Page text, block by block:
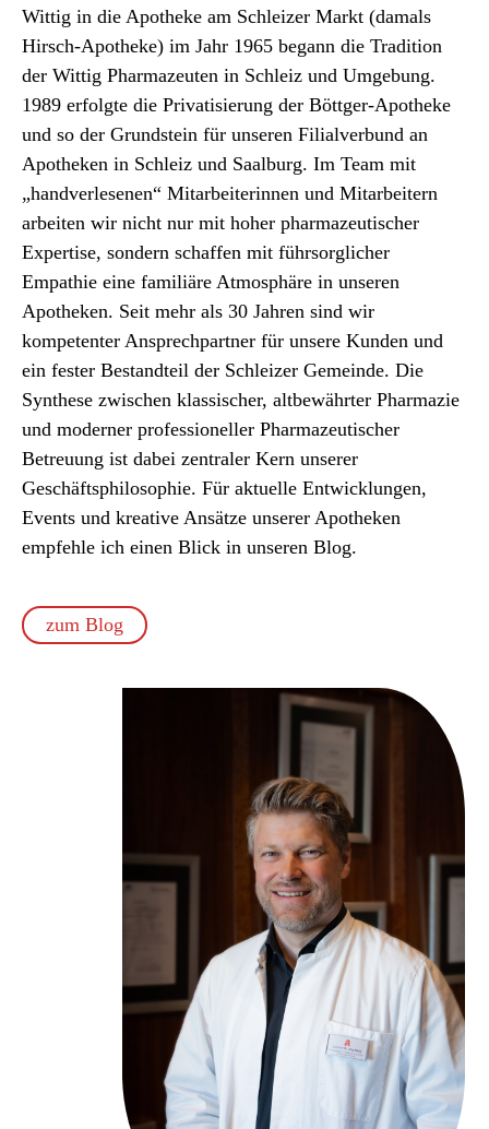
Wittig in die Apotheke am Schleizer Markt (damals
Hirsch-Apotheke) im Jahr 1965 begann die Tradition
der Wittig Pharmazeuten in Schleiz und Umgebung.
1989 erfolgte die Privatisierung der Böttger-Apotheke
und so der Grundstein für unseren Filialverbund an
Apotheken in Schleiz und Saalburg. Im Team mit
„handverlesenen“ Mitarbeiterinnen und Mitarbeitern
arbeiten wir nicht nur mit hoher pharmazeutischer
Expertise, sondern schaffen mit führsorglicher
Empathie eine familiäre Atmosphäre in unseren
Apotheken. Seit mehr als 30 Jahren sind wir
kompetenter Ansprechpartner für unsere Kunden und
ein fester Bestandteil der Schleizer Gemeinde. Die
Synthese zwischen klassischer, altbewährter Pharmazie
und moderner professioneller Pharmazeutischer
Betreuung ist dabei zentraler Kern unserer
Geschäftsphilosophie. Für aktuelle Entwicklungen,
Events und kreative Ansätze unserer Apotheken
empfehle ich einen Blick in unseren Blog.
zum Blog